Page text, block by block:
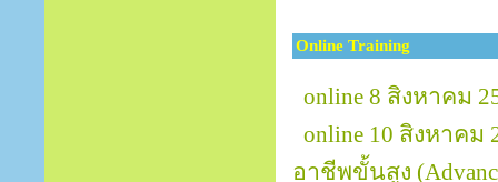
Online Training
online 8 สิงหาคม
online 10 สิงหาคม
อาชีพขั้นสูง